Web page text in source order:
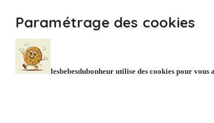
Paramétrage des cookies
lesbebesdubonheur utilise des cookies pour